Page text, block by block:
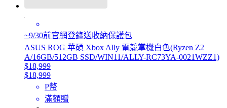
~9/30前官網登錄送收納保護包
ASUS ROG 華碩 Xbox Ally 電競掌機白色(Ryzen Z2
A/16GB/512GB SSD/WIN11/ALLY-RC73YA-0021WZZ1)
$18,999
$18,999
P幣
滿額贈